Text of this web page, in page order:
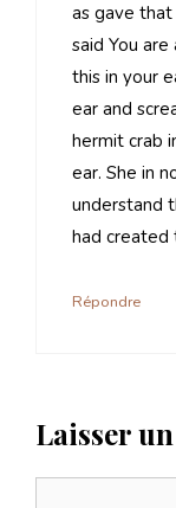
as gave
said You
this in your
ear and
hermit crab
ear. She in
understand
had created
Répondre
Laisser